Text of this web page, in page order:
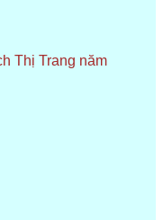
Thị Trang năm